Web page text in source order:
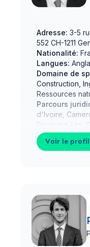
Adresse: 3-5
552 CH-1211
Nationalité:
Langues:
Domaine de
Construction,
Ressources
Parcours
d'Ivoire,
Royaume-Uni,
islamique d',
Voir le